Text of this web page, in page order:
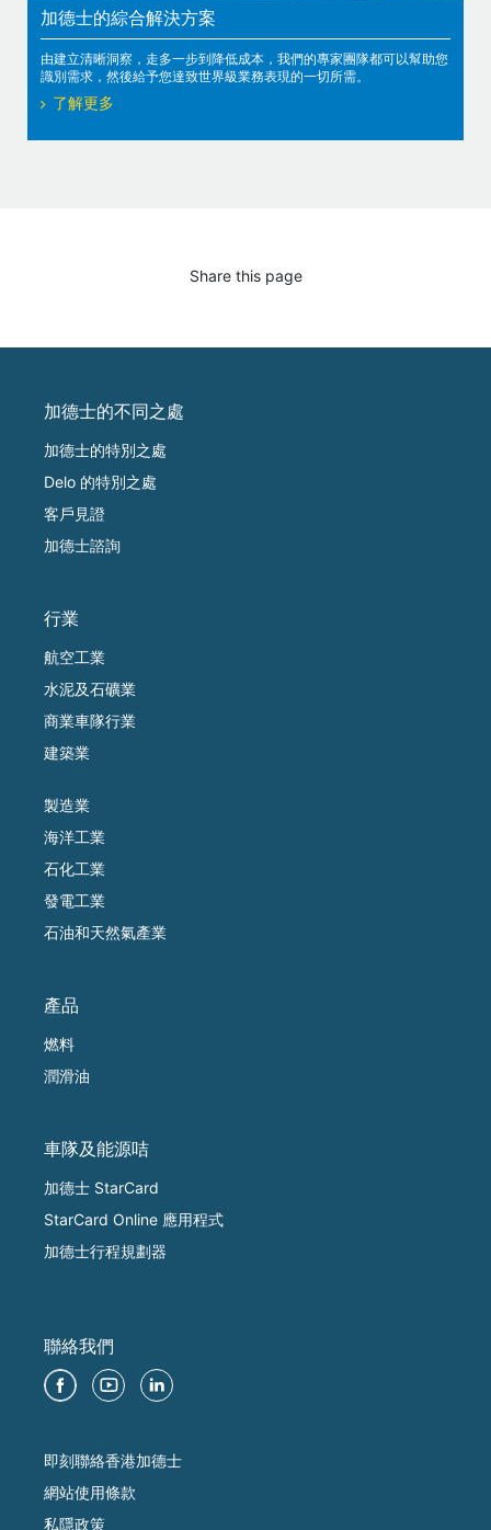
加德士的綜合解決方案
由建立清晰洞察，走多一步到降低成本，我們的專家團隊都可以幫助您
識別需求，然後給予您達致世界級業務表現的一切所需。
了解更多
Share this page
加德士的不同之處
加德士的特別之處
Delo 的特別之處
客戶見證
加德士諮詢
行業
航空工業
水泥及石礦業
商業車隊行業
建築業
製造業
海洋工業
石化工業
發電工業
石油和天然氣產業
產品
燃料
潤滑油
車隊及能源咭
加德士 StarCard
StarCard Online 應用程式
加德士行程規劃器
聯絡我們
即刻聯絡香港加德士
網站使用條款
私隱政策